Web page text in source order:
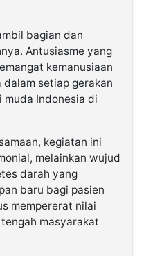
bagian dan
Antusiasme yang
kemanusiaan
setiap gerakan
muda Indonesia di
kegiatan ini
melainkan wujud
darah yang
baru bagi pasien
mempererat nilai
masyarakat